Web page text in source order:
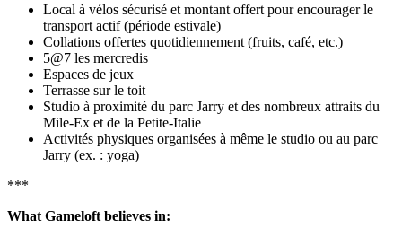
Local à vélos sécurisé et montant offert pour encourager le
transport actif (période estivale)
Collations offertes quotidiennement (fruits, café, etc.)
5@7 les mercredis
Espaces de jeux
Terrasse sur le toit
Studio à proximité du parc Jarry et des nombreux attraits du
Mile-Ex et de la Petite-Italie
Activités physiques organisées à même le studio ou au parc
Jarry (ex. : yoga)
***
What Gameloft believes in: